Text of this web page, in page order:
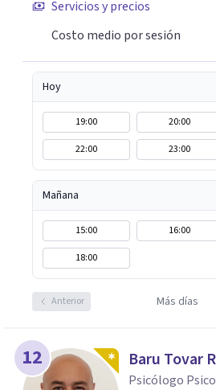
comprender mejor lo que estás
encantada de acompañarte en
bienestar emocional.
Servicios y precios
Costo medio por sesión
Hoy
19:00 20:00
22:00
23:00
Mañana
15:00 16:00
18:00
Anterior Más días
12 Baru Tovar
Psicólogo